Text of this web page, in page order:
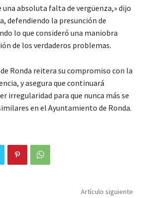
una absoluta falta de vergüenza,» dijo
defendiendo la presunción de
lo que consideró una maniobra
de los verdaderos problemas.
Ronda reitera su compromiso con la
y asegura que continuará
irregularidad para que nunca más se
en el Ayuntamiento de Ronda.
Artículo siguiente